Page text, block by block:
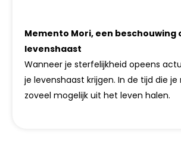
Memento Mori, een beschouwing
levenshaast
Wanneer je sterfelijkheid opeens
je levenshaast krijgen. In de tijd die je
zoveel mogelijk uit het leven halen.